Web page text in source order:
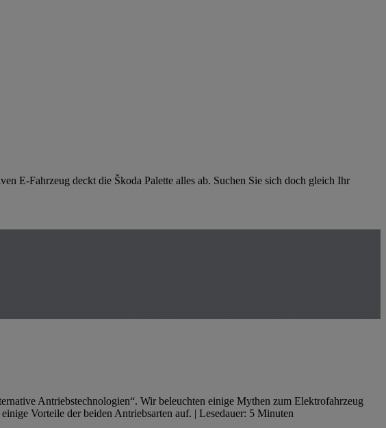
E-Fahrzeug deckt die Škoda Palette alles ab. Suchen Sie sich doch gleich Ihr
Antriebstechnologien“. Wir beleuchten einige Mythen zum Elektrofahrzeug
Vorteile der beiden Antriebsarten auf. | Lesedauer: 5 Minuten